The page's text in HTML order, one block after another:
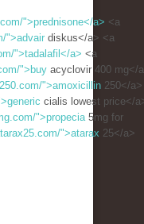
">prednisone</a> <a
">advair diskus</a> <a
">tadalafil</a> <a
">buy acyclovir 400 mg</
">amoxicillin 250</
cialis lowest price</
">propecia5mg for
">atarax 25</a>